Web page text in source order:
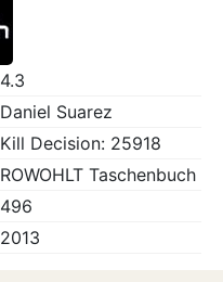
4.3
Daniel Suarez
Kill Decision: 25918
ROWOHLT Taschenbuch
496
2013